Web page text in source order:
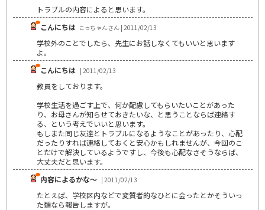
トラブルの内容によると思います。
こんにちは こっちゃんさん | 2011/02/13
学校外のことでしたら、先生にお話しなくてもいいと思います
よ。
こんにちは | 2011/02/13
教員をしております。
学校生活を過ごす上で、何か配慮してもらいたいことがあった
り、お母さんが知らせておきたいな、と思うことならば連絡す
る、という考えでいいと思います。
もしまた同じ友達とトラブルになるようなことがあったり、心配
だったりすれば連絡しておくと安心かもしれませんが、今回のこ
とだけで解決しているようですし、今後も心配なさそうならば、
大丈夫だと思います。
内容によるかな～ | 2011/02/13
たとえば、学校区内などで変質者的なひとに会ったとかそういっ
た類なら報告しますが。